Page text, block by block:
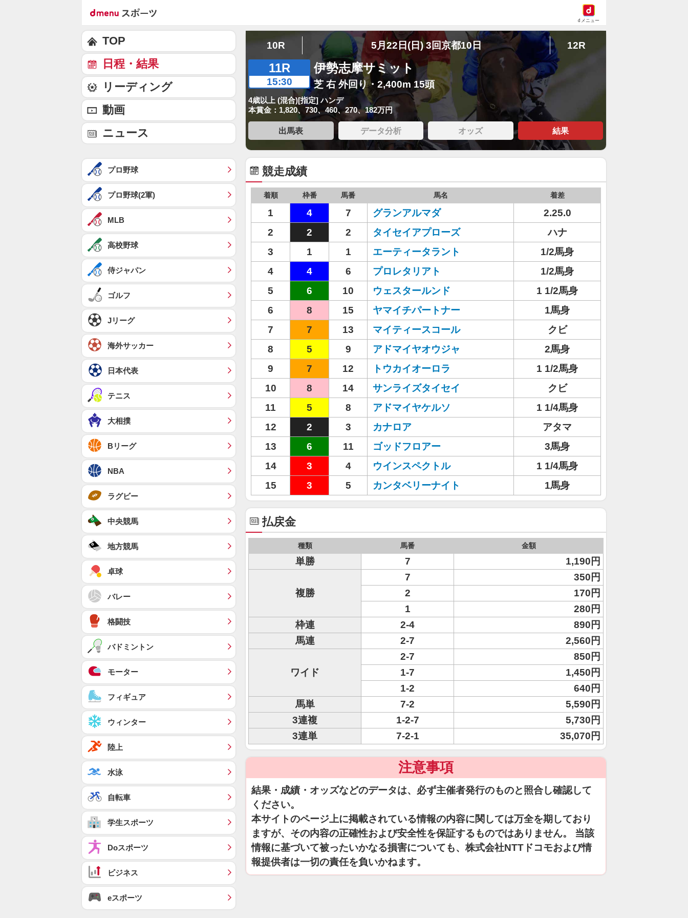
dメニュー
10R 5月22日(日) 3回京都10日 12R
11R
15:30
伊勢志摩サミット
芝 右 外回り・2,400m 15頭
4歳以上 (混合)[指定] ハンデ
本賞金：1,820、730、460、270、182万円
出馬表 データ分析 オッズ 結果
競走成績
着順 枠番 馬番 馬名 着差
1 4 7 グランアルマダ
2.25.0
2
2 2 タイセイアプローズ
ハナ
3
1 1 エーティータラント
1/2馬身
4
4 6 プロレタリアト
1/2馬身
5
6 10 ウェスタールンド
1 1/2馬身
6
8 15 ヤマイチパートナー
1馬身
7
7 13 マイティースコール
クビ
8
5 9 アドマイヤオウジャ
2馬身
9
7 12 トウカイオーロラ
1 1/2馬身
10
8 14 サンライズタイセイ
クビ
11
5 8 アドマイヤケルソ
1 1/4馬身
12
2 3 カナロア
アタマ
13
6 11 ゴッドフロアー
3馬身
14
3 4 ウインスペクトル
1 1/4馬身
15
3 5 カンタベリーナイト 1馬身
払戻金
種類 馬番 金額
単勝 7 1,190円
複勝
7
350円
2
170円
1
280円
枠連
2-4
890円
馬連
2-7 2,560円
ワイド
2-7
850円
1-7
1,450円
1-2
640円
馬単
7-2
5,590円
3連複
1-2-7
5,730円
3連単
7-2-1 35,070円
注意事項
結果・成績・オッズなどのデータは、必ず主催者発行のものと照合し確認して
ください。
本サイトのページ上に掲載されている情報の内容に関しては万全を期しており
ますが、その内容の正確性および安全性を保証するものではありません。 当該
情報に基づいて被ったいかなる損害についても、株式会社NTTドコモおよび情
報提供者は一切の責任を負いかねます。
TOP
日程・結果
リーディング
動画
ニュース
プロ野球
プロ野球(2軍)
MLB
高校野球
侍ジャパン
ゴルフ
Jリーグ
海外サッカー
日本代表
テニス
大相撲
Bリーグ
NBA
ラグビー
中央競馬
地方競馬
卓球
バレー
格闘技
バドミントン
モーター
フィギュア
ウィンター
陸上
水泳
自転車
学生スポーツ
Doスポーツ
ビジネス
eスポーツ